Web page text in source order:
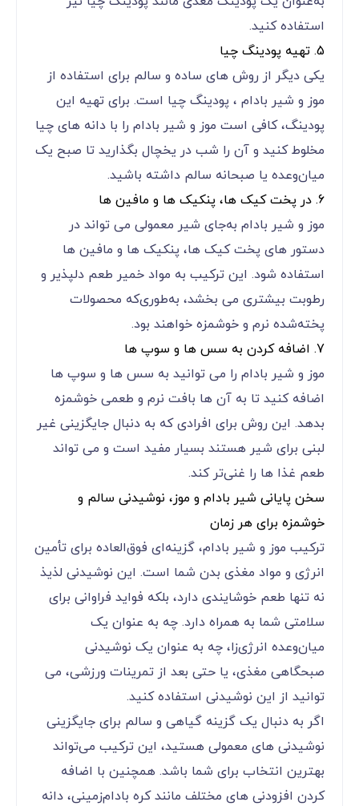
استفاده کنید.
5. تهیه پودینگ چیا
یکی دیگر از روش‌ های ساده و سالم برای استفاده از
موز و شیر بادام ، پودینگ چیا است. برای تهیه این
پودینگ، کافی است موز و شیر بادام را با دانه‌ های چیا
مخلوط کنید و آن را شب در یخچال بگذارید تا صبح یک
میان‌وعده یا صبحانه سالم داشته باشید.
6. در پخت کیک‌ ها، پنکیک ‌ها و مافین‌ ها
موز و شیر بادام به‌جای شیر معمولی می ‌تواند در
دستور های پخت کیک‌ ها، پنکیک‌ ها و مافین ‌ها
استفاده شود. این ترکیب به مواد خمیر طعم دلپذیر و
رطوبت بیشتری می ‌بخشد، به‌طوری‌که محصولات
پخته‌شده نرم و خوشمزه خواهند بود.
7. اضافه کردن به سس‌ ها و سوپ‌ ها
موز و شیر بادام را می ‌توانید به سس ‌ها و سوپ‌ ها
اضافه کنید تا به آن ‌ها بافت نرم و طعمی خوشمزه
بدهد. این روش برای افرادی که به دنبال جایگزینی غیر
لبنی برای شیر هستند بسیار مفید است و می ‌تواند
طعم غذا ها را غنی‌تر کند.
سخن پایانی شیر بادام و موز، نوشیدنی سالم و
خوشمزه برای هر زمان
ترکیب موز و شیر بادام، گزینه‌ای فوق‌العاده برای تأمین
انرژی و مواد مغذی بدن شما است. این نوشیدنی لذیذ
نه تنها طعم خوشایندی دارد، بلکه فواید فراوانی برای
سلامتی شما به همراه دارد. چه به عنوان یک
میان‌وعده انرژی‌زا، چه به عنوان یک نوشیدنی
صبحگاهی مغذی، یا حتی بعد از تمرینات ورزشی، می‌
توانید از این نوشیدنی استفاده کنید.
اگر به دنبال یک گزینه گیاهی و سالم برای جایگزینی
نوشیدنی ‌های معمولی هستید، این ترکیب می‌تواند
بهترین انتخاب برای شما باشد. همچنین با اضافه
کردن افزودنی ‌های مختلف مانند کره بادام‌زمینی، دانه‌